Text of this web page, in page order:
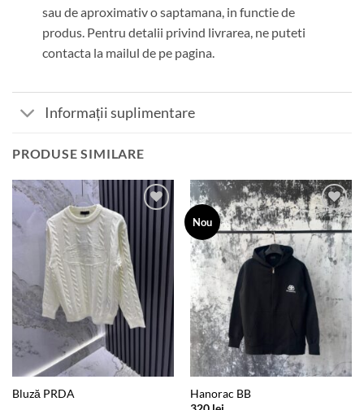
sau de aproximativ o saptamana, in functie de
produs. Pentru detalii privind livrarea, ne puteti
contacta la mailul de pe pagina.
Informații suplimentare
PRODUSE SIMILARE
Add to
wishlist
Bluză PRDA
Nou
Add to
wishlist
Hanorac BB